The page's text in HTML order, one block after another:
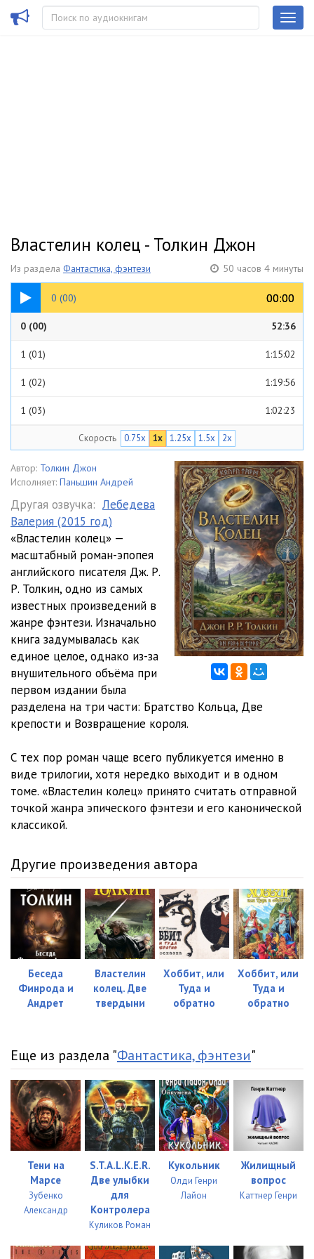
Властелин колец - Толкин Джон
Из раздела Фантастика, фэнтези 50 часов 4 минуты
0 (00) 00:00
00:00
52:36
0 (00) 52:36
1 (01) 1:15:02
1 (02) 1:19:56
1 (03) 1:02:23
1 (05) 29:16
36:14
1 (07) 32:33
1 (08) 39:54
1 (09) 35:11
1 (10) 39:41
1 (11) 54:53
1 (12)
2 (01)
2 (02)
2 (04) 1:11:30
2 (05) 33:14
2 (06)
2 (07)
2 (08) 38:57
2 (09) 36:40
2 (10) 37:38
3 (01) 19:12
3 (02) 50:13
3 (04)
3 (05) 42:30
3 (06) 48:02
3 (07) 33:37
3 (08) 44:03
3 (09) 31:11
3 (11) 34:44
Скорость 0.75x 1x 1.25x 1.5x 2x
Автор: Толкин Джон
Исполняет: Паньшин Андрей
Другая озвучка: Лебедева
Валерия (2015 год)
«Властелин колец» —
масштабный роман-эпопея
английского писателя Дж. Р.
Р. Толкин, одно из самых
известных произведений в
жанре фэнтези. Изначально
книга задумывалась как
единое целое, однако из-за
внушительного объёма при
первом издании была
разделена на три части: Братство Кольца, Две
крепости и Возвращение короля.
С тех пор роман чаще всего публикуется именно в
виде трилогии, хотя нередко выходит и в одном
томе. «Властелин колец» принято считать отправной
точкой жанра эпического фэнтези и его канонической
классикой.
Другие произведения автора
Беседа
Финрода и
Андрет
Властелин
колец. Две
твердыни
Хоббит, или
Туда и
обратно
Хоббит, или
Туда и
обратно
Еще из раздела "Фантастика, фэнтези"
Тени на
Марсе
Зубенко
Александр
S.T.А.L.K.Е.R.
Две улыбки
для
Контролера
Куликов Роман
Кукольник
Олди Генри
Лайон
Жилищный
вопрос
Каттнер Генри